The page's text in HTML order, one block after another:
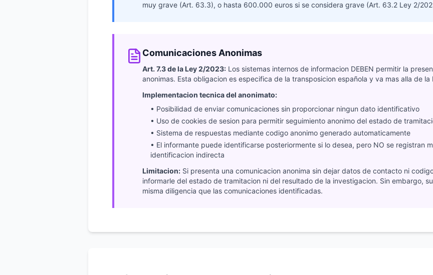
muy grave (Art. 63.3), o hasta 600.000 euros si se considera grave (Art. 63.2 Ley 2/
Comunicaciones Anonimas
Art. 7.3 de la Ley 2/2023: Los sistemas internos de informacion DEBEN permitir la
anonimas. Esta obligacion es especifica de la transposicion española y va mas alla de la
Implementacion tecnica del anonimato:
• Posibilidad de enviar comunicaciones sin proporcionar ningun dato identificativo
• Uso de cookies de sesion para permitir seguimiento anonimo del estado de
• Sistema de respuestas mediante codigo anonimo generado automaticamente
• El informante puede identificarse posteriormente si lo desea, pero NO se registran
identificacion indirecta
Limitacion: Si presenta una comunicacion anonima sin dejar datos de contacto ni
informarle del estado de tramitacion ni del resultado de la investigacion. Sin embargo,
misma diligencia que las comunicaciones identificadas.